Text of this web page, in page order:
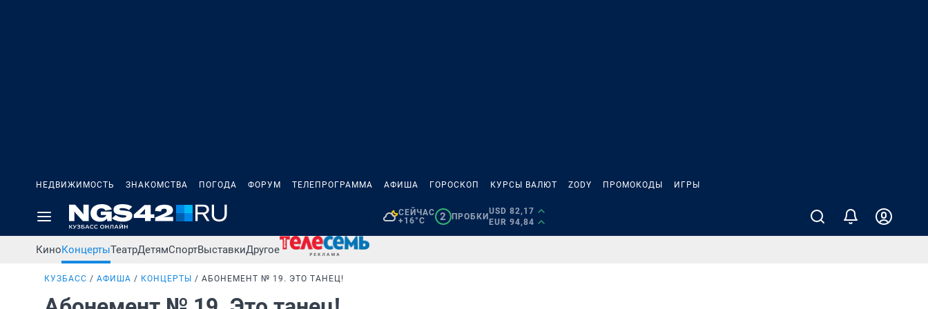
НЕДВИЖИМОСТЬ ЗНАКОМСТВА ПОГОДА ФОРУМ ТЕЛЕПРОГРАММА АФИША ГОРОСКОП КУРСЫ ВАЛЮТ ZODY ПРОМОКОДЫ ИГРЫ
СЕЙЧАС
+16°C
2 ПРОБКИ
USD 82,17
EUR 94,84
КиноКонцертыТеатрДетямСпортВыставкиДругое
КУЗБАСС АФИША КОНЦЕРТЫ АБОНЕМЕНТ № 19. ЭТО ТАНЕЦ!